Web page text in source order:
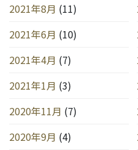
2021年8月 (11)
2021年6月 (10)
2021年4月 (7)
2021年1月 (3)
2020年11月 (7)
2020年9月 (4)